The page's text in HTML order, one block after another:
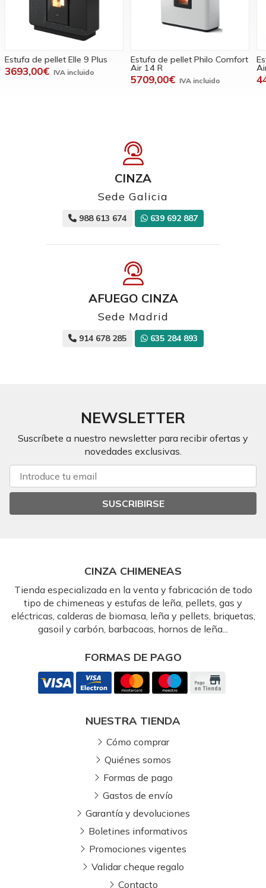
Estufa de pellet Philo Comfort
Air 14 R
5709,00€
Estufa de pellet Ray Comfort
Air 8 UP
4487,00€ R
CINZA
Sede Galicia
988 613 674 639 692 887
AFUEGO CINZA
Sede Madrid
914 678 285 635 284 893
NEWSLETTER
Suscríbete a nuestro newsletter para recibir ofertas y
novedades exclusivas.
SUSCRIBIRSE
CINZA CHIMENEAS
Tienda especializada en la venta y fabricación de todo
tipo de chimeneas y estufas de leña, pellets, gas y
eléctricas, calderas de biomasa, leña y pellets, briquetas,
gasoil y carbón, barbacoas, hornos de leña...
FORMAS DE PAGO
NUESTRA TIENDA
Cómo comprar
Quiénes somos
Formas de pago
Gastos de envío
Garantía y devoluciones
Boletines informativos
Promociones vigentes
Validar cheque regalo
Contacto